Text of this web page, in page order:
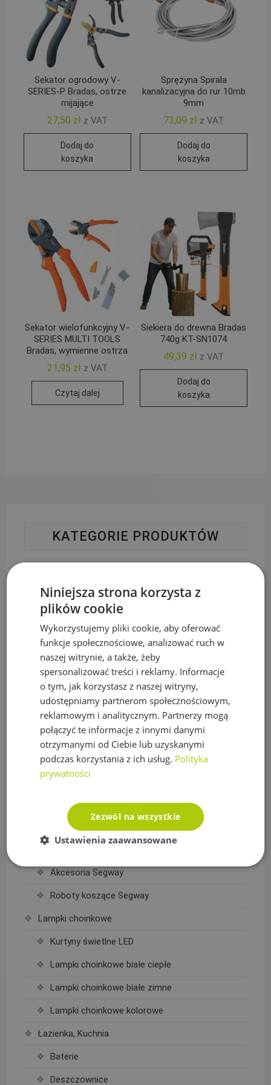
Sekator ogrodowy V-
SERIES-P Bradas, ostrze
mijające
27,50 zł z VAT
Dodaj do
koszyka
Sprężyna Spirala
kanalizacyjna do rur 10mb
9mm
73,09 zł z VAT
Dodaj do
koszyka
Sekator wielofunkcyjny V-
SERIES MULTI TOOLS
Bradas, wymienne ostrza
21,95 zł z VAT
Czytaj dalej
Siekiera do drewna Bradas
740g KT-SN1074
49,39 zł z VAT
Dodaj do
koszyka
KATEGORIE PRODUKTÓW
Agrowłókniny okrywowe
Agrowłókniny zimowe
Akcesoria do agrowłóknin
Kaptury okrywowe zimowe
Rękawy okrywowe zimowe
Filtry
Hydraulika, Ogrzewanie
Zawory kulowe
Zawory zwrotne
Złączki, rury Alu-Pex
Akcesoria Segway
Roboty koszące Segway
Lampki choinkowe
Kurtyny świetlne LED
Lampki choinkowe białe ciepłe
Lampki choinkowe białe zimne
Lampki choinkowe kolorowe
Łazienka, Kuchnia
Baterie
Deszczownice
Niniejsza strona korzysta z
plików cookie
Wykorzystujemy pliki cookie, aby oferować
funkcje społecznościowe, analizować ruch w
naszej witrynie, a także, żeby
spersonalizować treści i reklamy. Informacje
o tym, jak korzystasz z naszej witryny,
udostępniamy partnerom społecznościowym,
reklamowym i analitycznym. Partnerzy mogą
połączyć te informacje z innymi danymi
otrzymanymi od Ciebie lub uzyskanymi
podczas korzystania z ich usług. Polityka
prywatności
Zezwól na wszystkie
Ustawienia zaawansowane